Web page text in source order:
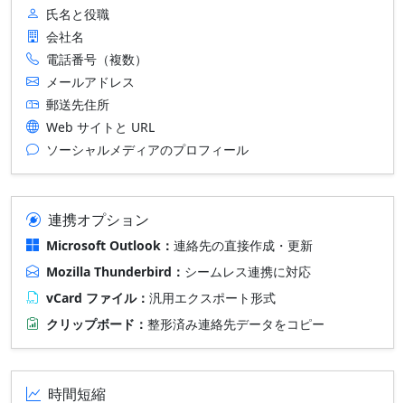
氏名と役職
会社名
電話番号（複数）
メールアドレス
郵送先住所
Web サイトと URL
ソーシャルメディアのプロフィール
連携オプション
Microsoft Outlook： 連絡先の直接作成・更新
Mozilla Thunderbird： シームレス連携に対応
vCard ファイル： 汎用エクスポート形式
クリップボード： 整形済み連絡先データをコピー
時間短縮